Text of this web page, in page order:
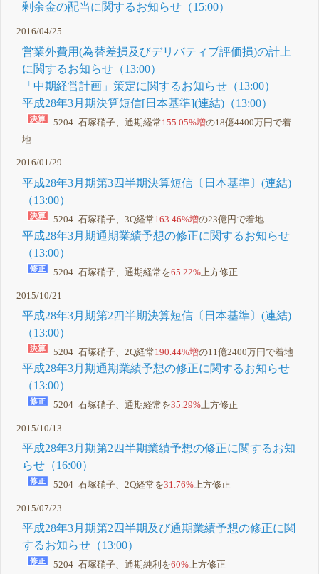
剰余金の配当に関するお知らせ（15:00）
2016/04/25
営業外費用(為替差損及びデリバティブ評価損)の計上
に関するお知らせ（13:00）
「中期経営計画」策定に関するお知らせ（13:00）
平成28年3月期決算短信[日本基準](連結)（13:00）
5204 石塚硝子、通期経常155.05%増の18億4400万円で着
地
2016/01/29
平成28年3月期第3四半期決算短信〔日本基準〕(連結)
（13:00）
5204 石塚硝子、3Q経常163.46%増の23億円で着地
平成28年3月期通期業績予想の修正に関するお知らせ
（13:00）
5204 石塚硝子、通期経常を65.22%上方修正
2015/10/21
平成28年3月期第2四半期決算短信〔日本基準〕(連結)
（13:00）
5204 石塚硝子、2Q経常190.44%増の11億2400万円で着地
平成28年3月期通期業績予想の修正に関するお知らせ
（13:00）
5204 石塚硝子、通期経常を35.29%上方修正
2015/10/13
平成28年3月期第2四半期業績予想の修正に関するお知
らせ（16:00）
5204 石塚硝子、2Q経常を31.76%上方修正
2015/07/23
平成28年3月期第2四半期及び通期業績予想の修正に関
するお知らせ（13:00）
5204 石塚硝子、通期純利を60%上方修正